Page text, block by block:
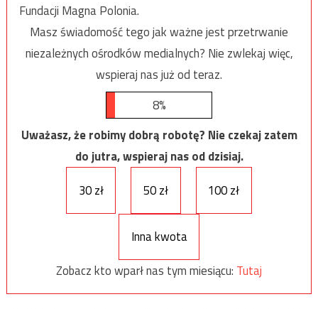
Fundacji Magna Polonia.
Masz świadomość tego jak ważne jest przetrwanie
niezależnych ośrodków medialnych? Nie zwlekaj więc,
wspieraj nas już od teraz.
8%
Uważasz, że robimy dobrą robotę? Nie czekaj zatem
do jutra, wspieraj nas od dzisiaj.
30 zł
50 zł 100 zł
Inna kwota
Zobacz kto wparł nas tym miesiącu: Tutaj